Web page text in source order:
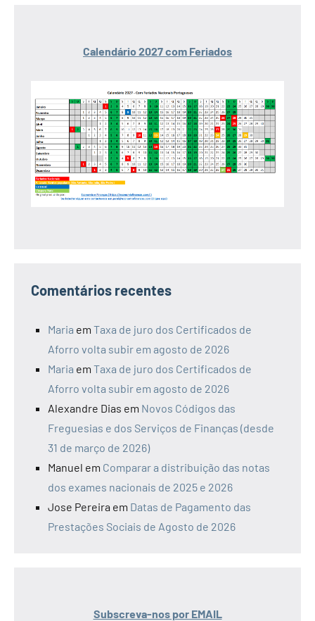
Calendário 2027 com Feriados
Comentários recentes
Maria em Taxa de juro dos Certificados de
Aforro volta subir em agosto de 2026
Maria em Taxa de juro dos Certificados de
Aforro volta subir em agosto de 2026
Alexandre Dias em Novos Códigos das
Freguesias e dos Serviços de Finanças (desde
31 de março de 2026)
Manuel em Comparar a distribuição das notas
dos exames nacionais de 2025 e 2026
Jose Pereira em Datas de Pagamento das
Prestações Sociais de Agosto de 2026
Subscreva-nos por EMAIL